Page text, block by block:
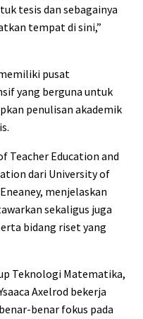
tesis dan sebagainya
tempat di sini,”
pusat
yang berguna untuk
penulisan akademik
Teacher Education and
dari University of
menjelaskan
sekaligus juga
bidang riset yang
Teknologi Matematika,
Axelrod bekerja
benar fokus pada